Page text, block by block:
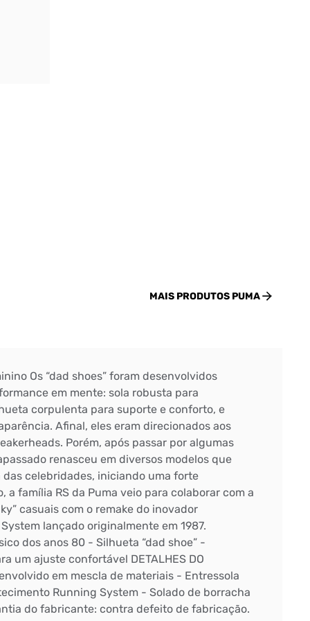
MAIS PRODUTOS PUMA
Os “dad shoes” foram desenvolvidos
em mente: sola robusta para
corpulenta para suporte e conforto, e
Afinal, eles eram direcionados aos
Porém, após passar por algumas
renasceu em diversos modelos que
celebridades, iniciando uma forte
a família RS da Puma veio para colaborar com a
casuais com o remake do inovador
lançado originalmente em 1987.
dos anos 80 - Silhueta “dad shoe” -
um ajuste confortável DETALHES DO
em mescla de materiais - Entressola
Running System - Solado de borracha
do fabricante: contra defeito de fabricação.